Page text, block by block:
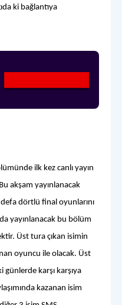
ki bağlantıya
ilk kez canlı yayın
akşam yayınlanacak
defa dörtlü final oyunlarını
yayınlanacak bu bölüm
Üst tura çıkan isimin
oyuncu ile olacak. Üst
günlerde karşı karşıya
kazanan isim